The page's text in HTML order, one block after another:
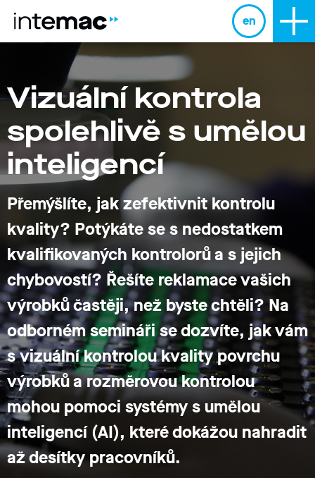
en
Vizuální kontrola
spolehlivě s umělou
inteligencí
Přemýšlíte, jakzefektivnit kontrolu
kvality? Potýkáte se s nedostatkem
kvalifikovaných kontrolorů a s jejich
chybovostí? Řešíte reklamace vašich
výrobků častěji, než byste chtěli? Na
odborném semináři se dozvíte, jak vám
s vizuální kontroloukvality povrchu
výrobků a rozměrovou kontrolou
mohou pomoci systémy s umělou
inteligencí (AI), které dokážou nahradit
až desítky pracovníků.